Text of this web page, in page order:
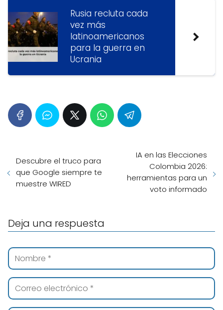
Rusia recluta cada
vez más
latinoamericanos
para la guerra en
Ucrania
Descubre el truco para
que Google siempre te
muestre WIRED
IA en las Elecciones
Colombia 2026:
herramientas para un
voto informado
Deja una respuesta